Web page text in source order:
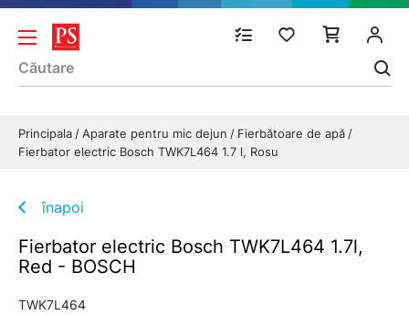
Principala Aparate pentru mic dejun
Fierbătoare de apă
Fierbator electric Bosch TWK7L464 1.7 l, Rosu
înapoi
Fierbator electric Bosch TWK7L464 1.7l,
Red - BOSCH
TWK7L464